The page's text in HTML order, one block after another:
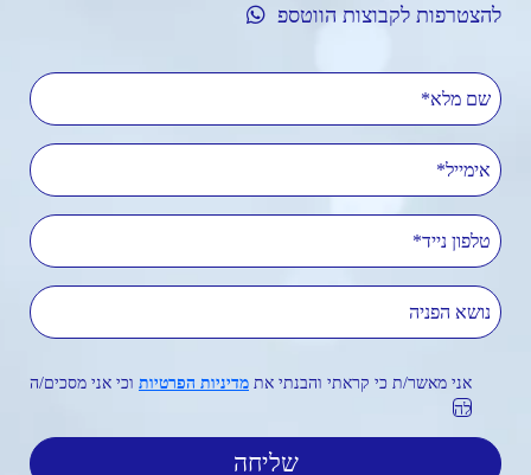
להצטרפות לקבוצות הווטספ
שם מלא
אימייל
טלפון נייד
נושא הפניה
אני מאשר/ת כי קראתי והבנתי את מדיניות הפרטיות וכי אני מסכים/ה
לה